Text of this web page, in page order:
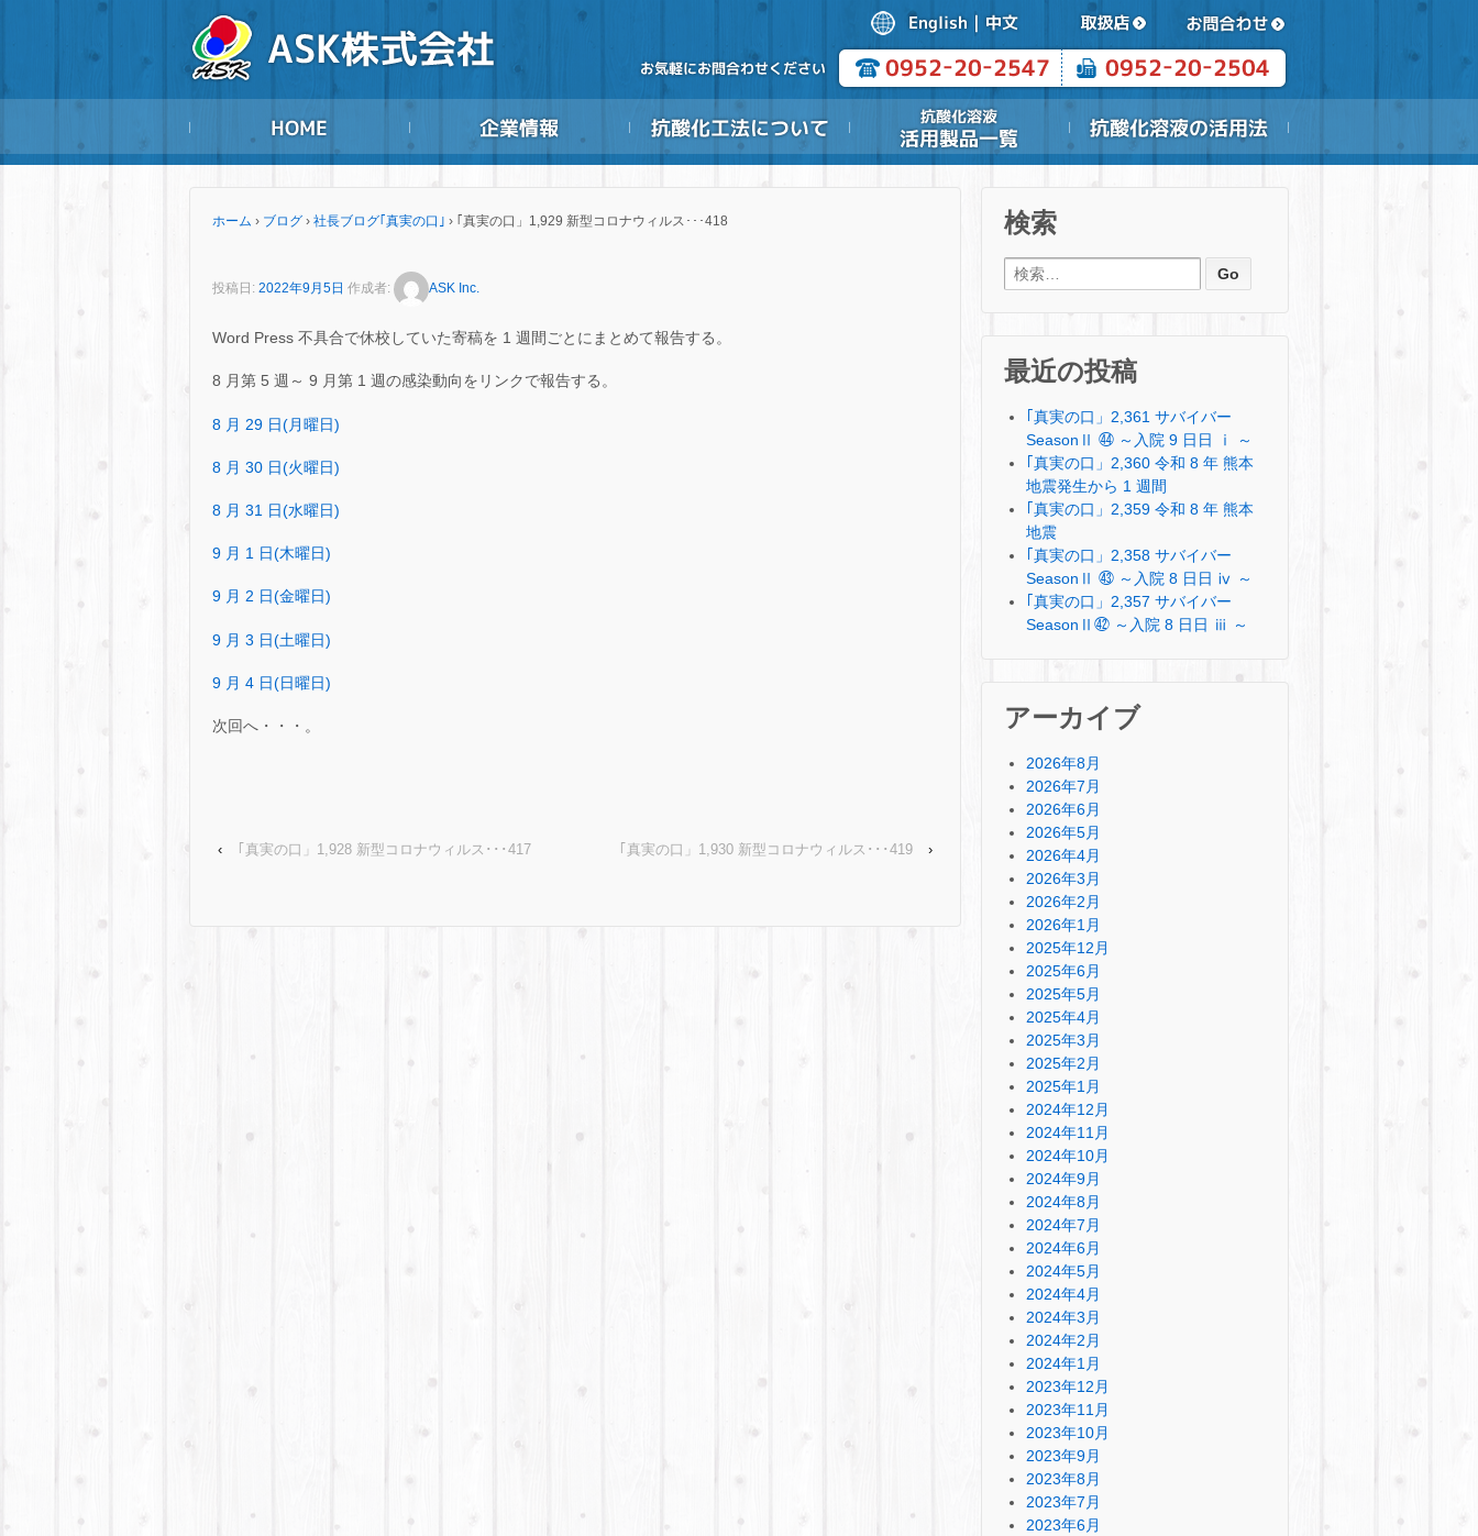
ホーム › ブログ › 社長ブログ｢真実の口｣ › ｢真実の口」1,929 新型コロナウィルス･･･418
投稿日: 2022年9月5日 作成者: ASK Inc.
Word Press 不具合で休校していた寄稿を 1 週間ごとにまとめて報告する。
8 月第 5 週～ 9 月第 1 週の感染動向をリンクで報告する。
8 月 29 日(月曜日)
8 月 30 日(火曜日)
8 月 31 日(水曜日)
9 月 1 日(木曜日)
9 月 2 日(金曜日)
9 月 3 日(土曜日)
9 月 4 日(日曜日)
次回へ・・・。
‹ ｢真実の口」1,928 新型コロナウィルス･･･417 ｢真実の口」1,930 新型コロナウィルス･･･419 ›
検索
検索:
最近の投稿
｢真実の口」2,361 サバイバー
SeasonⅡ ㊹ ～入院 9 日日 ⅰ ～
｢真実の口」2,360 令和 8 年 熊本
地震発生から 1 週間
｢真実の口」2,359 令和 8 年 熊本
地震
｢真実の口」2,358 サバイバー
SeasonⅡ ㊸ ～入院 8 日日 ⅳ ～
｢真実の口」2,357 サバイバー
SeasonⅡ㊷ ～入院 8 日日 ⅲ ～
アーカイブ
2026年8月
2026年7月
2026年6月
2026年5月
2026年4月
2026年3月
2026年2月
2026年1月
2025年12月
2025年6月
2025年5月
2025年4月
2025年3月
2025年2月
2025年1月
2024年12月
2024年11月
2024年10月
2024年9月
2024年8月
2024年7月
2024年6月
2024年5月
2024年4月
2024年3月
2024年2月
2024年1月
2023年12月
2023年11月
2023年10月
2023年9月
2023年8月
2023年7月
2023年6月